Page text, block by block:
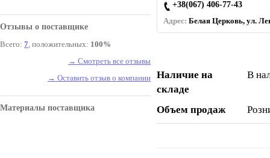
Отзывы о поставщике
Всего: 7, положительных: 100%
→ Смотреть все отзывы
→ Оставить отзыв о компании
Материалы поставщика
+38(067) 406-77-43
Адрес: Белая Церковь, ул.
Наличие на
складе
В
Объем продаж